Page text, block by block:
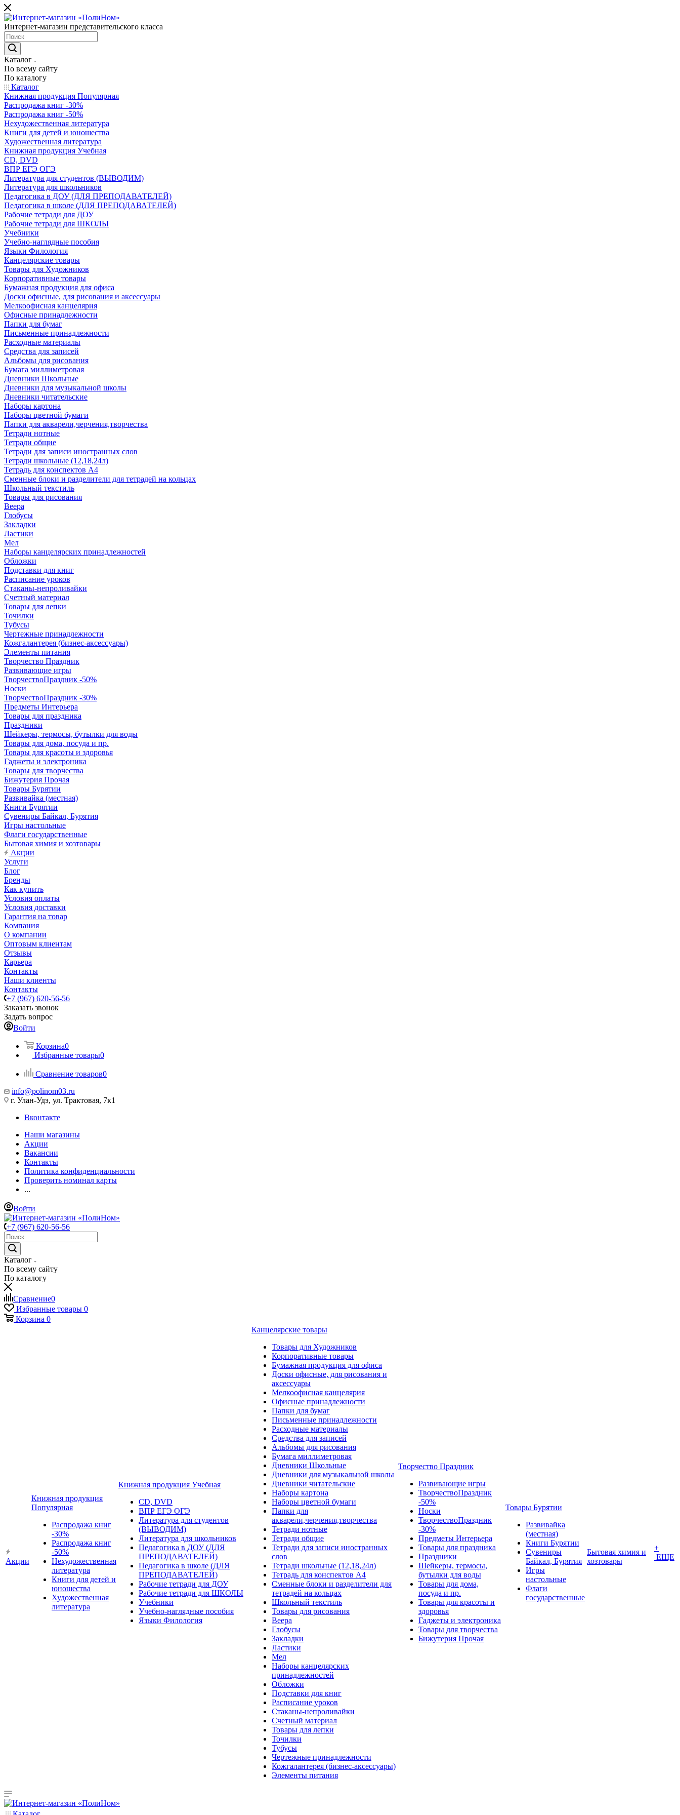
Интернет-магазин представительского класса
Каталог
По всему сайту
По каталогу
Каталог
Книжная продукция Популярная
Распродажа книг -30%
Распродажа книг -50%
Нехудожественная литература
Книги для детей и юношества
Художественная литература
Книжная продукция Учебная
CD, DVD
ВПР ЕГЭ ОГЭ
Литература для студентов (ВЫВОДИМ)
Литература для школьников
Педагогика в ДОУ (ДЛЯ ПРЕПОДАВАТЕЛЕЙ)
Педагогика в школе (ДЛЯ ПРЕПОДАВАТЕЛЕЙ)
Рабочие тетради для ДОУ
Рабочие тетради для ШКОЛЫ
Учебники
Учебно-наглядные пособия
Языки Филология
Канцелярские товары
Товары для Художников
Корпоративные товары
Бумажная продукция для офиса
Доски офисные, для рисования и аксессуары
Мелкоофисная канцелярия
Офисные принадлежности
Папки для бумаг
Письменные принадлежности
Расходные материалы
Средства для записей
Альбомы для рисования
Бумага миллиметровая
Дневники Школьные
Дневники для музыкальной школы
Дневники читательские
Наборы картона
Наборы цветной бумаги
Папки для акварели,черчения,творчества
Тетради нотные
Тетради общие
Тетради для записи иностранных слов
Тетради школьные (12,18,24л)
Тетрадь для конспектов А4
Сменные блоки и разделители для тетрадей на кольцах
Школьный текстиль
Товары для рисования
Веера
Глобусы
Закладки
Ластики
Мел
Наборы канцелярских принадлежностей
Обложки
Подставки для книг
Расписание уроков
Стаканы-непроливайки
Счетный материал
Товары для лепки
Точилки
Тубусы
Чертежные принадлежности
Кожгалантерея (бизнес-аксессуары)
Элементы питания
Творчество Праздник
Развивающие игры
ТворчествоПраздник -50%
Носки
ТворчествоПраздник -30%
Предметы Интерьера
Товары для праздника
Праздники
Шейкеры, термосы, бутылки для воды
Товары для дома, посуда и пр.
Товары для красоты и здоровья
Гаджеты и электроника
Товары для творчества
Бижутерия Прочая
Товары Бурятии
Развивайка (местная)
Книги Бурятии
Сувениры Байкал, Бурятия
Игры настольные
Флаги государственные
Бытовая химия и хозтовары
Акции
Услуги
Блог
Бренды
Как купить
Условия оплаты
Условия доставки
Гарантия на товар
Компания
О компании
Оптовым клиентам
Отзывы
Карьера
Контакты
Наши клиенты
Контакты
+7 (967) 620-56-56
Заказать звонок
Задать вопрос
Войти
Корзина0
Избранные товары0
Сравнение товаров0
info@polinom03.ru
г. Улан-Удэ, ул. Трактовая, 7к1
Вконтакте
Наши магазины
Акции
Вакансии
Контакты
Политика конфиденциальности
Проверить номинал карты
...
Войти
+7 (967) 620-56-56
Каталог
По всему сайту
По каталогу
Сравнение0
Избранные товары 0
Корзина 0
Акции
Книжная продукция
Популярная
Распродажа книг
-30%
Распродажа книг
-50%
Нехудожественная
литература
Книги для детей и
юношества
Художественная
литература
Книжная продукция Учебная
CD, DVD
ВПР ЕГЭ ОГЭ
Литература для студентов
(ВЫВОДИМ)
Литература для школьников
Педагогика в ДОУ (ДЛЯ
ПРЕПОДАВАТЕЛЕЙ)
Педагогика в школе (ДЛЯ
ПРЕПОДАВАТЕЛЕЙ)
Рабочие тетради для ДОУ
Рабочие тетради для ШКОЛЫ
Учебники
Учебно-наглядные пособия
Языки Филология
Канцелярские товары
Товары для Художников
Корпоративные товары
Бумажная продукция для офиса
Доски офисные, для рисования и
аксессуары
Мелкоофисная канцелярия
Офисные принадлежности
Папки для бумаг
Письменные принадлежности
Расходные материалы
Средства для записей
Альбомы для рисования
Бумага миллиметровая
Дневники Школьные
Дневники для музыкальной школы
Дневники читательские
Наборы картона
Наборы цветной бумаги
Папки для
акварели,черчения,творчества
Тетради нотные
Тетради общие
Тетради для записи иностранных
слов
Тетради школьные (12,18,24л)
Тетрадь для конспектов А4
Сменные блоки и разделители для
тетрадей на кольцах
Школьный текстиль
Товары для рисования
Веера
Глобусы
Закладки
Ластики
Мел
Наборы канцелярских
принадлежностей
Обложки
Подставки для книг
Расписание уроков
Стаканы-непроливайки
Счетный материал
Товары для лепки
Точилки
Тубусы
Чертежные принадлежности
Кожгалантерея (бизнес-аксессуары)
Элементы питания
Творчество Праздник
Развивающие игры
ТворчествоПраздник
-50%
Носки
ТворчествоПраздник
-30%
Предметы Интерьера
Товары для праздника
Праздники
Шейкеры, термосы,
бутылки для воды
Товары для дома,
посуда и пр.
Товары для красоты и
здоровья
Гаджеты и электроника
Товары для творчества
Бижутерия Прочая
Товары Бурятии
Развивайка
(местная)
Книги Бурятии
Сувениры
Байкал, Бурятия
Игры
настольные
Флаги
государственные
Бытовая химия и
хозтовары
+
ЕЩЕ